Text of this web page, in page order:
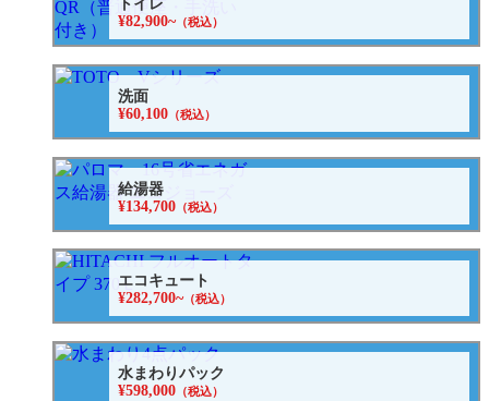
トイレ
¥82,900~（税込）
洗面
¥60,100 （税込）
給湯器
¥134,700 （税込）
エコキュート
¥282,700~（税込）
水まわりパック
¥598,000 （税込）